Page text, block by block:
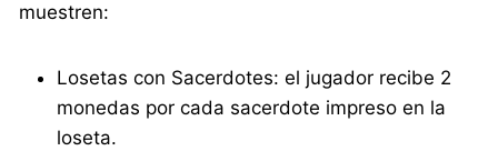
muestren:
Losetas con Sacerdotes: el jugador recibe 2
monedas por cada sacerdote impreso en la
loseta.